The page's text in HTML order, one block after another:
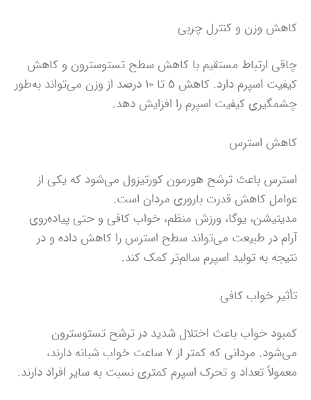
کاهش وزن و کنترل چربی
چاقی ارتباط مستقیم با کاهش سطح تستوسترون و کاهش
کیفیت اسپرم دارد. کاهش ۵ تا ۱۰ درصد از وزن می‌تواند به‌طور
چشمگیری کیفیت اسپرم را افزایش دهد.
کاهش استرس
استرس باعث ترشح هورمون کورتیزول می‌شود که یکی از
عوامل کاهش قدرت باروری مردان است.
مدیتیشن، یوگا، ورزش منظم، خواب کافی و حتی پیاده‌روی
آرام در طبیعت می‌تواند سطح استرس را کاهش داده و در
نتیجه به تولید اسپرم سالم‌تر کمک کند.
تأثیر خواب کافی
کمبود خواب باعث اختلال شدید در ترشح تستوسترون
می‌شود. مردانی که کمتر از ۷ ساعت خواب شبانه دارند،
معمولاً تعداد و تحرک اسپرم کمتری نسبت به سایر افراد دارند.